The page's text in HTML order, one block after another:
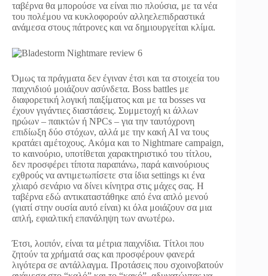
ταβέρνα θα μπορούσε να είναι πιο πλούσια, με τα νέα
του πολέμου να κυκλοφορούν αλληελεπιδραστικά
ανάμεσα στους πάτρονες και να δημιουργείται κλίμα.
Όμως τα πράγματα δεν έγιναν έτσι και τα στοιχεία του
παιχνιδιού μοιάζουν ασύνδετα. Boss battles με
διαφορετική λογική παιξίματος και με τα bosses να
έχουν γιγάντιες διαστάσεις. Συμμετοχή κι άλλων
ηρώων – παικτών ή NPCs – για την ταυτόχρονη
επιδίωξη δύο στόχων, αλλά με την κακή ΑΙ να τους
κρατάει αμέτοχους. Ακόμα και το Nightmare campaign,
το καινούριο, υποτίθεται χαρακτηριστικό του τίτλου,
δεν προσφέρει τίποτα παραπάνω, παρά καινούριους
εχθρούς να αντιμετωπίσετε στα ίδια settings κι ένα
χλιαρό σενάριο να δίνει κίνητρα στις μάχες σας. Η
ταβέρνα εδώ αντικαταστάθηκε από ένα απλό μενού
(γιατί στην ουσία αυτό είναι) κι όλα μοιάζουν σα μια
απλή, εφιαλτική επανάληψη των ανωτέρω.
Έτσι, λοιπόν, είναι τα μέτρια παιχνίδια. Τίτλοι που
ζητούν τα χρήματά σας και προσφέρουν φανερά
λιγότερα σε αντάλλαγμα. Προτάσεις που σχοινοβατούν